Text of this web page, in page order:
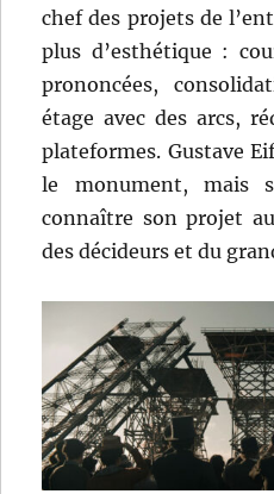
chef des projets de
plus d’esthétique :
prononcées,
étage avec des arcs,
plateformes. Gustave
le monument, mais
connaître son projet
des décideurs et du